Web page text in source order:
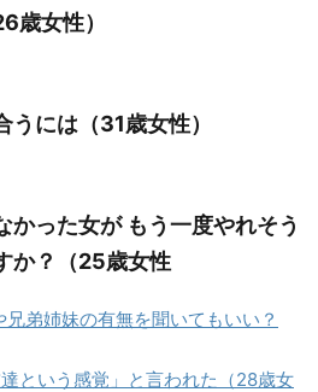
歳女性）
には（31歳女性）
かった女が もう一度やれそう
か？（25歳女性
弟姉妹の有無を聞いてもいい？
という感覚」と言われた（28歳女